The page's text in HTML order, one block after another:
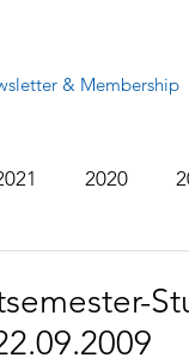
& Membership
2020